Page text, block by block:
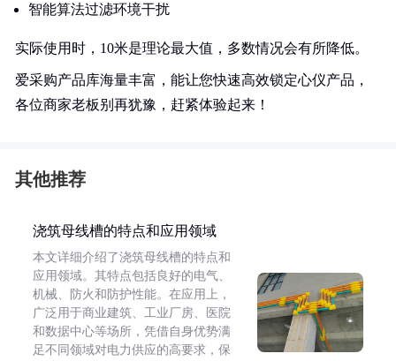
智能算法过滤环境干扰
实际使用时，10米是理论最大值，多数情况会有所降低。
爱采购产品库海量丰富，能让您快速高效锁定心仪产品，
各位商家老板别再犹豫，赶紧体验起来！
其他推荐
浇筑母线槽的特点和应用领域
本文详细介绍了浇筑母线槽的特点和
应用领域。其特点包括良好的电气、
机械、防火和防护性能。在应用上，
广泛用于商业建筑、工业厂房、医院
和数据中心等场所，凭借自身优势满
足不同领域对电力供应的高要求，保